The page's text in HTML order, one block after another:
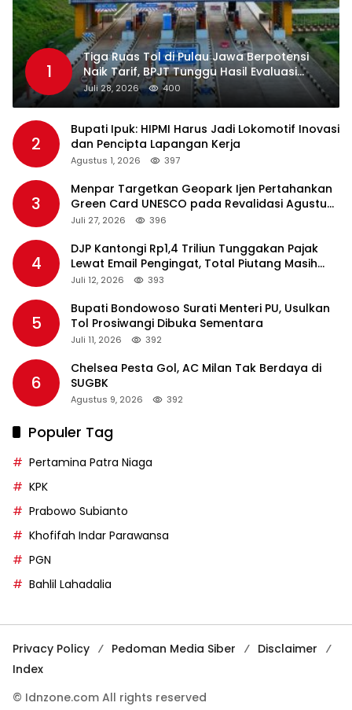
1
Tiga Ruas Tol di Pulau Jawa Berpotensi
Naik Tarif, BPJT Tunggu Hasil Evaluasi
Standar Pelayanan
Juli 28, 2026 400
2
Bupati Ipuk: HIPMI Harus Jadi Lokomotif Inovasi
dan Pencipta Lapangan Kerja
Agustus 1, 2026 397
3
Menpar Targetkan Geopark Ijen Pertahankan
Green Card UNESCO pada Revalidasi Agustus
2026
Juli 27, 2026 396
4
DJP Kantongi Rp1,4 Triliun Tunggakan Pajak
Lewat Email Pengingat, Total Piutang Masih
Rp36 Triliun
Juli 12, 2026 393
5
Bupati Bondowoso Surati Menteri PU, Usulkan
Tol Prosiwangi Dibuka Sementara
Juli 11, 2026 392
6
Chelsea Pesta Gol, AC Milan Tak Berdaya di
SUGBK
Agustus 9, 2026 392
Populer Tag
Pertamina Patra Niaga
KPK
Prabowo Subianto
Khofifah Indar Parawansa
PGN
Bahlil Lahadalia
Privacy Policy Pedoman Media Siber
Disclaimer
Index
© Idnzone.com All rights reserved